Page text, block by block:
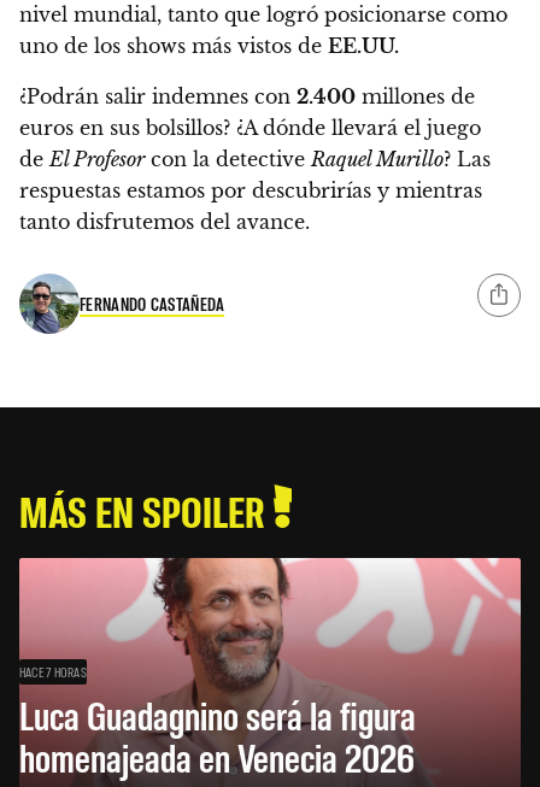
nivel mundial, tanto que logró posicionarse como
uno de los shows más vistos de EE.UU.
¿Podrán salir indemnes con 2.400 millones de
euros en sus bolsillos? ¿A dónde llevará el juego
de El Profesorcon la detective Raquel Murillo? Las
respuestas estamos por descubrirías y mientras
tanto disfrutemos del avance.
FERNANDO CASTAÑEDA
MÁS EN SPOILER
HACE 7 HORAS
Luca Guadagnino será la figura
homenajeada en Venecia 2026